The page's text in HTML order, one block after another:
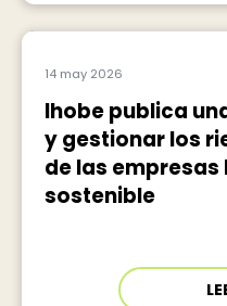
14 may 2026
Ihobe publica
y gestionar los
de las
sostenible